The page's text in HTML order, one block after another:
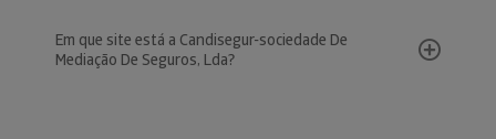
Em que site está a Candisegur-sociedade De
Mediação De Seguros, Lda?